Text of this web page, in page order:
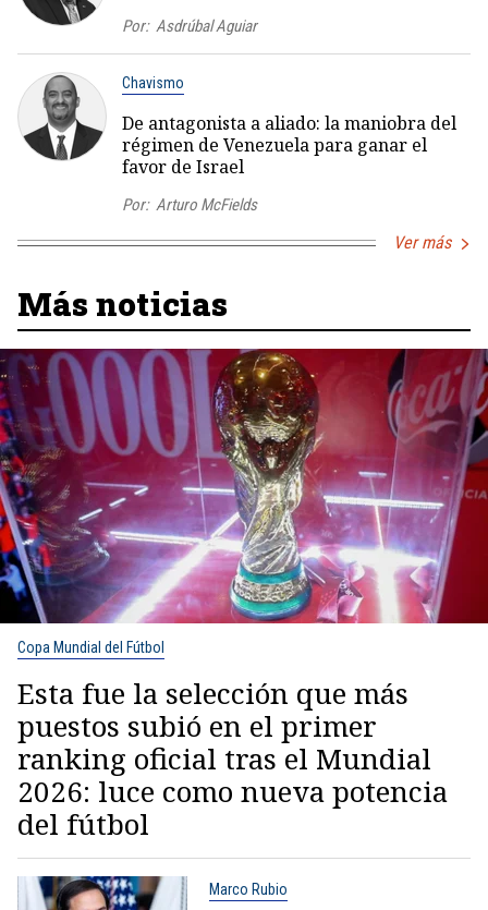
Por: Asdrúbal Aguiar
Chavismo
De antagonista a aliado: la maniobra del
régimen de Venezuela para ganar el
favor de Israel
Por: Arturo McFields
Ver más
Más noticias
Copa Mundial del Fútbol
Esta fue la selección que más
puestos subió en el primer
ranking oficial tras el Mundial
2026: luce como nueva potencia
del fútbol
Marco Rubio